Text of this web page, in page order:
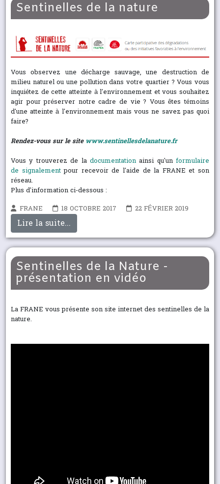
Sentinelles de la nature
Vous observez une décharge sauvage, une destruction de
milieu naturel ou une pollution dans votre quartier ? Vous vous
inquiétez de cette atteinte à l'environnement et vous souhaitez
agir pour préserver notre cadre de vie ? Vous êtes témoins
d'une atteinte à l'environnement mais vous ne savez pas quoi
faire?
Rendez-vous sur le sitewww.sentinellesdelanature.fr
Vous y trouverez de la documentationainsi qu'un formulaire
de signalementpour recevoir de l'aide de la FRANE et son
réseau.
Plus d'information ci-dessous :
FRANE
18 OCTOBRE 2017 22 FÉVRIER 2019
Lire la suite...
Sentinelles de la Nature -
présentation en vidéo
La FRANE vous présente son site internet des sentinelles de la
nature.